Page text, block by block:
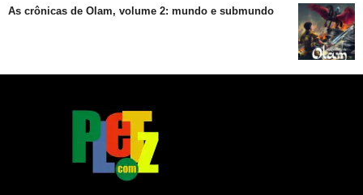
As crônicas de Olam, volume 2: mundo e submundo